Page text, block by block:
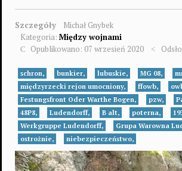
Szczegóły
Michał Gnybek
Kategoria: Między wojnami
Opublikowano: 07 wrzesień 2020
schron, bunkier, lubuskie, MG 08,
międzyrzecki rejon umocniony,
ffowb,
Festungsfront Oder Warthe Bogen,
pzw,
48P8,
Ludendorff, B alt, poterna,
Werkgruppe Ludendorff,
Grupa Warowna
ostrożnie,
niebezpieczeństwo,